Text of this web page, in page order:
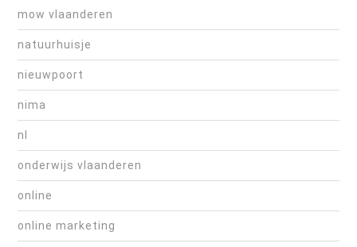
mow vlaanderen
natuurhuisje
nieuwpoort
nima
nl
onderwijs vlaanderen
online
online marketing